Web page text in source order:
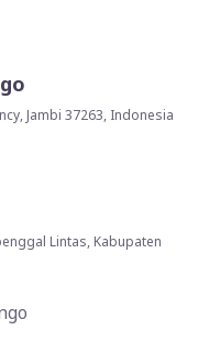
Jambi 37263, Indonesia
Lintas, Kabupaten